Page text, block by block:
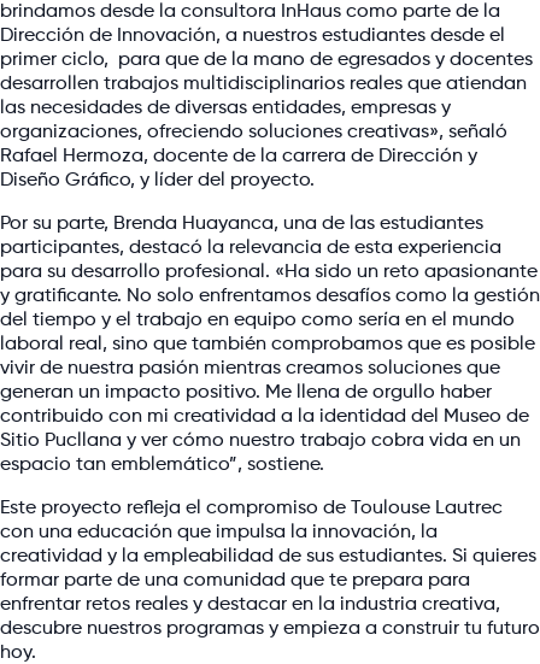
brindamos desde la consultora InHaus como parte de la
Dirección de Innovación, a nuestros estudiantes desde el
primer ciclo, para que de la mano de egresados y docentes
desarrollen trabajos multidisciplinarios reales que atiendan
las necesidades de diversas entidades, empresas y
organizaciones, ofreciendo soluciones creativas», señaló
Rafael Hermoza, docente de la carrera de Dirección y
Diseño Gráfico, y líder del proyecto.
Por su parte, Brenda Huayanca, una de las estudiantes
participantes, destacó la relevancia de esta experiencia
para su desarrollo profesional. «Ha sido un reto apasionante
y gratificante. No solo enfrentamos desafíos como la gestión
del tiempo y el trabajo en equipo como sería en el mundo
laboral real, sino que también comprobamos que es posible
vivir de nuestra pasión mientras creamos soluciones que
generan un impacto positivo. Me llena de orgullo haber
contribuido con mi creatividad a la identidad del Museo de
Sitio Pucllana y ver cómo nuestro trabajo cobra vida en un
espacio tan emblemático”, sostiene.
Este proyecto refleja el compromiso de Toulouse Lautrec
con una educación que impulsa la innovación, la
creatividad y la empleabilidad de sus estudiantes. Si quieres
formar parte de una comunidad que te prepara para
enfrentar retos reales y destacar en la industria creativa,
descubre nuestros programas y empieza a construir tu futuro
hoy.